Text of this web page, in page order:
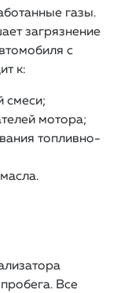
газы.
загрязнение
с
к:
смеси;
мотора;
топливно-
Все